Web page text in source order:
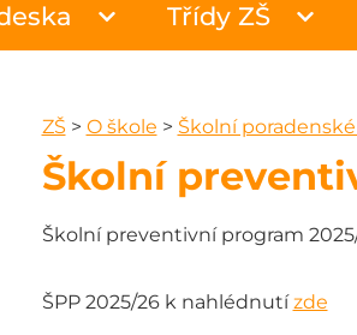
Třídy ZŠ
ZŠ > O škole > Školní
Školní
Školní preventivní program
ŠPP 2025/26 k nahlédnutízde